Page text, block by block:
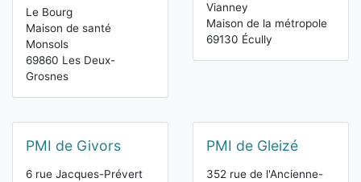
Le Bourg
Maison de santé
Monsols
69860 Les Deux-
Grosnes
Vianney
Maison de la métropole
69130 Écully
PMI de Givors
6 rue Jacques-Prévert
PMI de Gleizé
352 rue de l'Ancienne-